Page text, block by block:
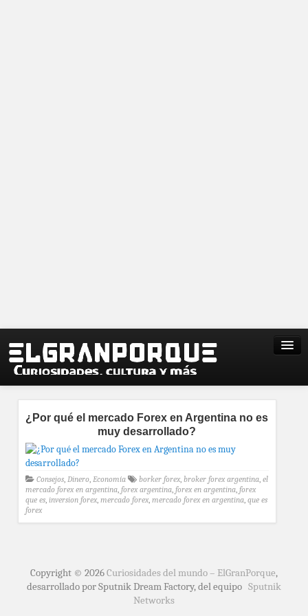
¿Por qué el mercado Forex en Argentina no es
muy desarrollado?
Consejos, Dinero, Economía borker forex, broker forex argentina, el
mercado forex en argentina, forex argentina, forex en argentina, forex
que es, inversion forex, mercado forex, mercado forex en argentina, que es
forex
Copyright © 2026Curiosidades del mundo – ElGranPorque,
desarrollado por Sputnik Dream Factory, del equipo Sputnik
Networks